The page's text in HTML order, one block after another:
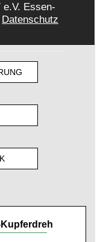
e.V. Essen-
Datenschutz